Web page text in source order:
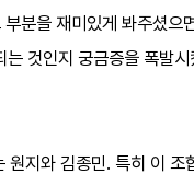
분을 재미있게 봐주셨
것인지 궁금증을 폭발
지와 김종민. 특히 이